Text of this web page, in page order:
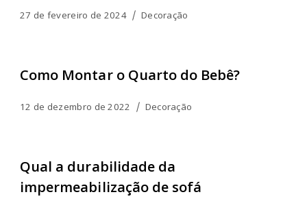
27 de fevereiro de 2024 Decoração
Como Montar o Quarto do Bebê?
12 de dezembro de 2022 Decoração
Qual a durabilidade da
impermeabilização de sofá